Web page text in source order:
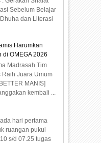
Sebelum Belajar
dan Literasi
Harumkan
di OMEGA 2026
Madrasah Tim
Raih Juara Umum
MANIS]
kembali ...
hari pertama
ruangan pukul
s/d 07.25 tugas